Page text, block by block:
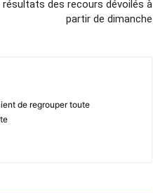
résultats des recours dévoilés à
partir de dimanche
de regrouper toute